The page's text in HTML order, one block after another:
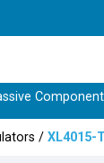
/ XL4015-